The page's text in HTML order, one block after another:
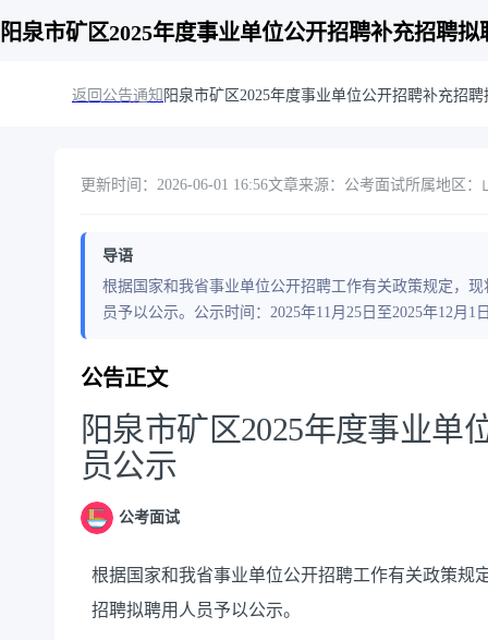
阳泉市矿区2025年度事业单位公开招聘补充招聘
返回公告通知 阳泉市矿区2025年度事业单位公开招聘补充招
更新时间：2026-06-01 16:56文章来源：公考面试所属地区：
导语
根据国家和我省事业单位公开招聘工作有关政策规定，
员予以公示。公示时间：2025年11月25日至2025年12月
公告正文
阳泉市矿区2025年度事业单
员公示
公考面试
根据国家和我省事业单位公开招聘工作有关政策规
招聘拟聘用人员予以公示。